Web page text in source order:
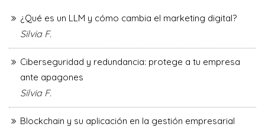
¿Qué es un LLM y cómo cambia el marketing digital?
Silvia F.
Ciberseguridad y redundancia: protege a tu empresa
ante apagones
Silvia F.
Blockchain y su aplicación en la gestión empresarial